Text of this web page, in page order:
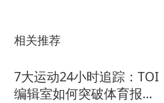
相关推荐
7大运动24小时追踪：TOI
编辑室如何突破体育报道